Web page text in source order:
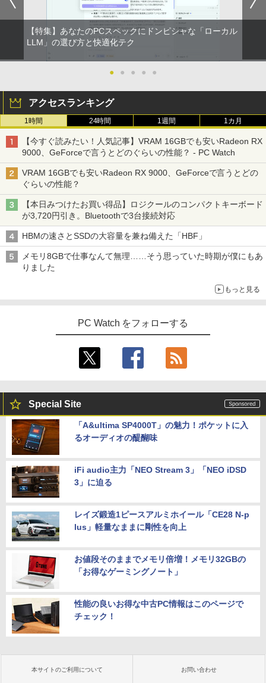
Anker Soundcore Liberty 5 ミッドナイトブ
ラック
￥14,990
【2026年アップグレード版】AOKIMI ワイヤ
レスイヤホン bluetooth イヤホン V12 小型
軽量 ブルートゥースHi-Fi 最大36時間再生 ぶ
るーとゅーす コードレス ENCノイズキャン
セリング 自動ペアリング Type-C充電 マイク
付き 防水 タッチ式音量調整 スポーツ/通勤/通
学/WEB会議(ホワイト)
￥1,964
Xiaomi シャオミ REDMI Buds 8 Lite ワイヤ
レスイヤホン Bluetooth 5.4 ノイズキャンセ
リング ANC 36時間再生
￥3,480
On My Road (Stadium ver.)
￥250
On My Road (Stadium ver.)
BUGS LIFE
by Amazon 天然水ラベルレス 2L×9本
￥1,117
by Amazon 炭酸水 ラベルレス 500ml ×24本
強炭酸水 ペットボトル 500ミリリットル (Sm
art Basic)
￥1,625
【Amazon.co.jp限定】 伊藤園 磨かれて、澄
] [ 水 ] [ ペットボトル ] [ 箱買い ] [ ストック
] [ 水分補給 ]
￥998
ONE PIECE モノクロ版 115 (ジャンプコミッ
クスDIGITAL)
￥594
HUNTER×HUNTER モノクロ版 39 (ジャンプ
コミックスDIGITAL)
￥572
スーパーの裏でヤニ吸うふたり 9巻 (デジタル
版ビッグガンガンコミックス)
￥810
R160-NEC Chromebook Y2 1点 Chrom
eOS 11.6型 CPU Intel Celeron N4020
メモリ 4GB LPDDR4 SSD 32GB eMMC
2021製 WebKカメラ付き 360度回転可
能 ACアダプタ付き 【中古品整備品】
り!】富士通 LIFEBOOK A576/第6世代 C
ore i3/メモリ:4GB/SSD:128GB/15.6型液
晶/USB 3.0/VGA/HDMI/DVD/Office/中古
パソコン ノートパソコン Windows11 W
indows10
4
【訳あり特価】【最新Office2024】レッ
ツノート SZ5〜SV8 Panasonic 第6〜8
世代 Core i5 新品SSD 512GB メモリ16
GB Win11 12.1型FHD Webカメラ 無線L
超軽量980g ノートパソコンSONY VAIO
PRO13 インテル第10世代 Core i5 1035
ートパソコン Windows11Proオフィス付
き 5GWIFI Bluetooth 最新MicrosoftOff
ice2024可送料無料 中古パソコン軽量
￥25,800
￥4,050
ット!!】iiyama/イイヤマ フルHD対応21.
5型 ProLite XUB2292HS-B1 HDMI対応
送料無料
￥6,500
IO-DATA モニター 21.5インチ MF224ED
B ADSパネル フルHD HDMI スピーカー
内蔵 中古ディスプレイ
￥6,600
4
【楽天1位!1,600円OFFクーポン 8/4 20:
00-8/11 01:59】Xiaomi Monitor A24i 20
26 ディスプレイ 1080P 23.8インチ 144
万色 300nits ΔE＜1 低ブルーライト 大
画面 TÜV認証 目にやさしい 調整可能な
￥12,580
【楽天1位 10.5/11インチ 小型 軽量】モ
IPS パネル 色鮮やか 265g 超軽量 Type-
C対応 miniHDMI モニター 持ち運び サブ
ディスプレイ ミニPC対応 3年保証 EVICI
V
ちいかわ なんか小さくてかわいいやつ
（7） （ワイドKC） [ ナガノ ]
￥1,375
3
施設基準パーフェクトブック 2026年度
版 [ 一般社団法人日本施設基準管理士協
会 ]
￥22,000
キングダム 80 （ヤングジャンプコミッ
クス） [ 原 泰久 ]
￥770
[8月下旬より発送予定][新品]ハナバス 苔
石花江のバスケ論 (1-7巻 最新刊) 全巻セ
￥5,544
【特集】あなたのPCスペックにドンピシャな「ローカル
LLM」の選び方と快適化テク
● ● ● ● ●
アクセスランキング
1時間 24時間 1週間 1カ月
【今すぐ読みたい！人気記事】VRAM 16GBでも安いRadeon RX
9000、GeForceで言うとどのぐらいの性能？ - PC Watch
VRAM 16GBでも安いRadeon RX 9000、GeForceで言うとどの
ぐらいの性能？
【本日みつけたお買い得品】ロジクールのコンパクトキーボード
が3,720円引き。Bluetoothで3台接続対応
HBMの速さとSSDの大容量を兼ね備えた「HBF」
メモリ8GBで仕事なんて無理……そう思っていた時期が僕にもあ
りました
もっと見る
PC Watch をフォローする
Special Site
「A&ultima SP4000T」の魅力！ポケットに入
るオーディオの醍醐味
iFi audio主力「NEO Stream 3」「NEO iDSD
3」に迫る
レイズ鍛造1ピースアルミホイール「CE28 N-p
lus」軽量なままに剛性を向上
お値段そのままでメモリ倍増！メモリ32GBの
「お得なゲーミングノート」
性能の良いお得な中古PC情報はこのページで
チェック！
本サイトのご利用について お問い合わせ